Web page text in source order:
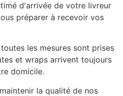
d'arrivée de votre livreur
préparer à recevoir vos
les mesures sont prises
et wraps arrivent toujours
domicile.
la qualité de nos